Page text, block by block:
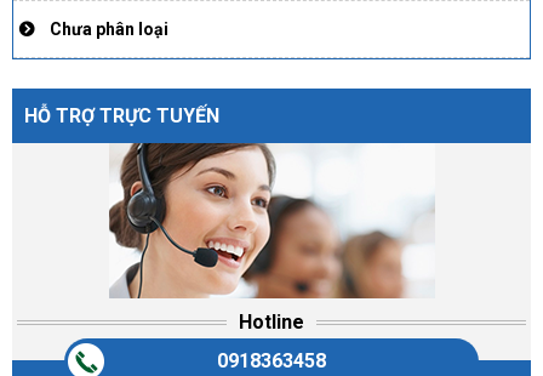
Chưa phân loại
HỖ TRỢ TRỰC TUYẾN
Hotline
0918363458